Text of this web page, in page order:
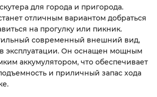
для города и пригорода.
отличным вариантом добраться
на прогулку или пикник.
современный внешний вид,
эксплуатации. Он оснащен мощным
аккумулятором, что обеспечивает
и приличный запас хода